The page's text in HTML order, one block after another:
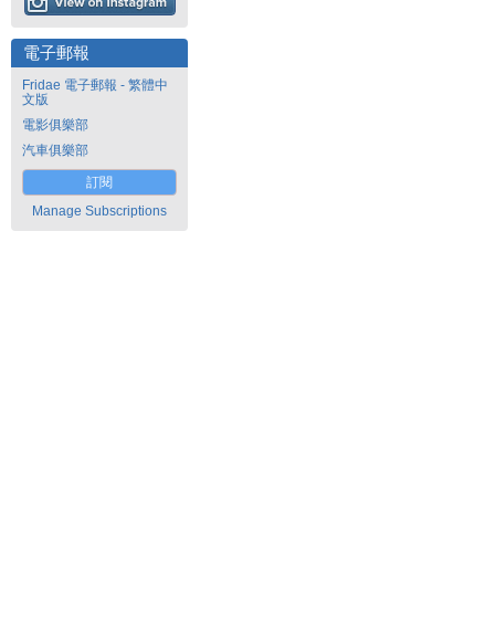
電子郵報
Fridae 電子郵報 - 繁體中
文版
電影俱樂部
汽車俱樂部
訂閱
Manage Subscriptions